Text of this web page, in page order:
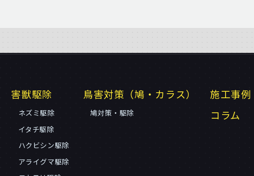
害獣駆除
ネズミ駆除
イタチ駆除
ハクビシン駆除
アライグマ駆除
鳥害対策（鳩・カラス）
鳩対策・駆除
施工事例
コラム